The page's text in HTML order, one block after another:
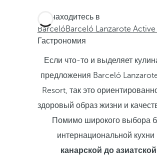
Вы находитесь в
BarcelóBarceló Lanzarote Active
Гастрономия
Если что-то и выделяет
предложения Barceló
Resort, так это
здоровый образ жизни и
Помимо широкого выбора
интернациональной кухни
канарской до